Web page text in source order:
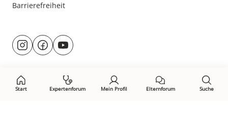
Start Expertenforum Mein Profil Elternforum Suche
Barrierefreiheit
Besuche
uns@rund.ums.baby
facebook.com/rundumsbaby.de
youtube.com/@rundumsbaby_